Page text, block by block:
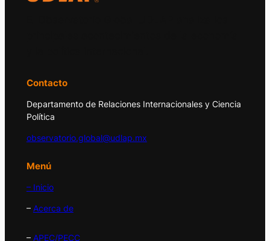
Contacto
Departamento de Relaciones Internacionales y Ciencia
Política
observatorio.global@udlap.mx
Menú
– Inicio
– Acerca de
– APEC/PECC